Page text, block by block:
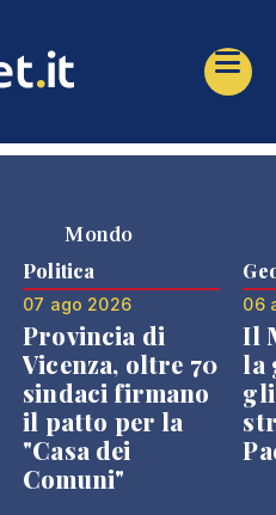
Mondo
Politica
07 ago 2026
Provincia di
Vicenza, oltre 70
sindaci firmano
il patto per la
"Casa dei
Comuni"
06
Il
la